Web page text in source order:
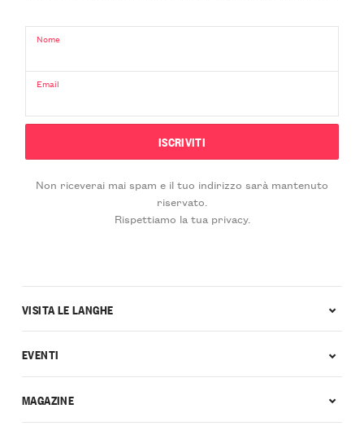
Nome
Email
Non riceverai mai spam e il tuo indirizzo sarà mantenuto
riservato.
Rispettiamo la tua privacy.
VISITA LE LANGHE
EVENTI
MAGAZINE